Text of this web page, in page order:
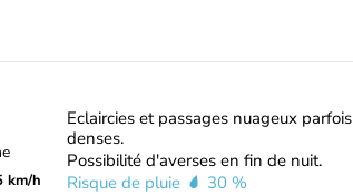
km/h
Eclaircies et passages nuageux parfois
denses.
Possibilité d'averses en fin de nuit.
Risque de pluie
30 %